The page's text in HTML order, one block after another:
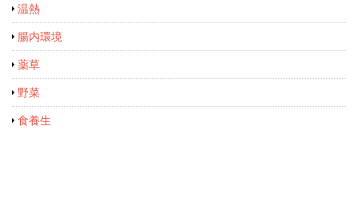
温熱
腸内環境
薬草
野菜
食養生